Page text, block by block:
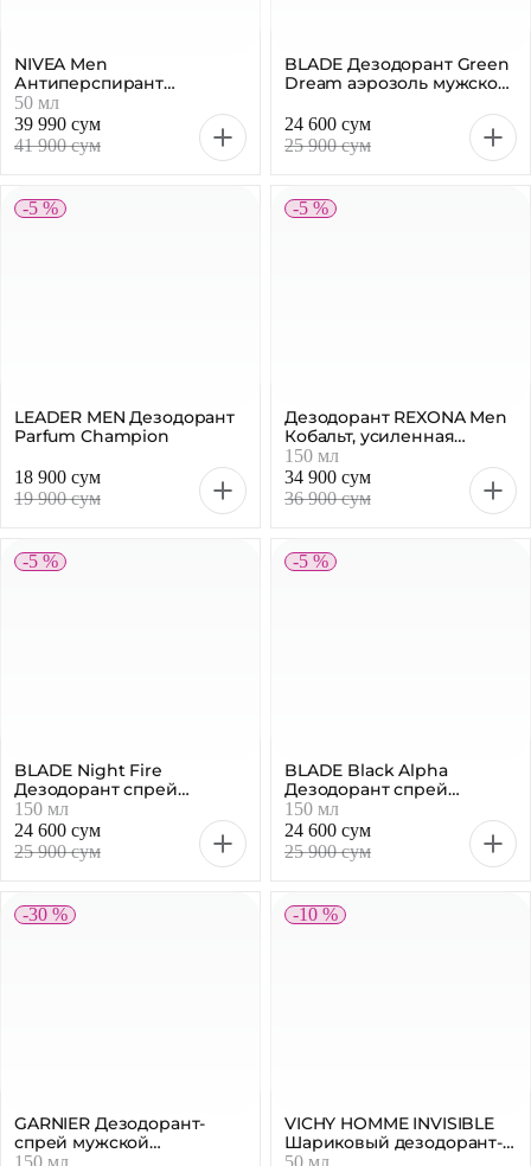
NIVEA Men
Антиперспирант
роликовый Ultra Carbon,
50 мл
50 мл
39 990 сум
41 900 сум
BLADE Дезодорант Green
Dream аэрозоль мужской,
24 600 сум
25 900 сум
-5 %
LEADER MEN Дезодорант
Parfum Champion
18 900 сум
19 900 сум
-5 %
Дезодорант REXONA Men
Кобальт, усиленная
защита 72 часа
150 мл
34 900 сум
36 900 сум
-5 %
BLADE Night Fire
Дезодорант спрей
мужской, 150 мл
150 мл
24 600 сум
25 900 сум
-5 %
BLADE Black Alpha
Дезодорант спрей
мужской, 150 мл
150 мл
24 600 сум
25 900 сум
-30 %
GARNIER Дезодорант-
спрей мужской
Экстремальная защита,
150 мл
-10 %
VICHY HOMME INVISIBLE
Шариковый дезодорант-
антиперспирант для
50 мл